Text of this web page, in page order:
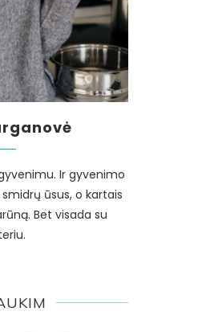
Ir gyvenimo
ūsus, o kartais
Bet visada su